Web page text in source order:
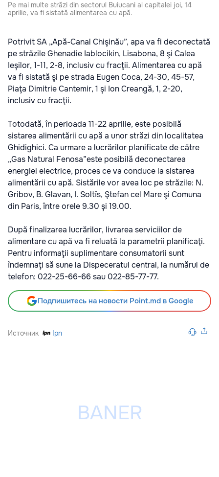
Pe mai multe străzi din sectorul Buiucani al capitalei joi, 14
aprilie, va fi sistată alimentarea cu apă.
Potrivit SA „Apă-Canal Chişinău”, apa va fi deconectată
pe străzile Ghenadie Iablocikin, Lisabona, 8 şi Calea
Ieşilor, 1-11, 2-8, inclusiv cu fracţii. Alimentarea cu apă
va fi sistată şi pe strada Eugen Coca, 24-30, 45-57,
Piaţa Dimitrie Cantemir, 1 şi Ion Creangă, 1, 2-20,
inclusiv cu fracţii.
Totodată, în perioada 11-22 aprilie, este posibilă
sistarea alimentării cu apă a unor străzi din localitatea
Ghidighici. Ca urmare a lucrărilor planificate de către
„Gas Natural Fenosa”este posibilă deconectarea
energiei electrice, proces ce va conduce la sistarea
alimentării cu apă. Sistările vor avea loc pe străzile: N.
Gribov, B. Glavan, I. Soltîs, Ştefan cel Mare şi Comuna
din Paris, între orele 9.30 şi 19.00.
După finalizarea lucrărilor, livrarea serviciilor de
alimentare cu apă va fi reluată la parametrii planificaţi.
Pentru informaţii suplimentare consumatorii sunt
îndemnaţi să sune la Dispeceratul central, la numărul de
telefon: 022-25-66-66 sau 022-85-77-77.
Подпишитесь на новости Point.md в Google
Источник Ipn